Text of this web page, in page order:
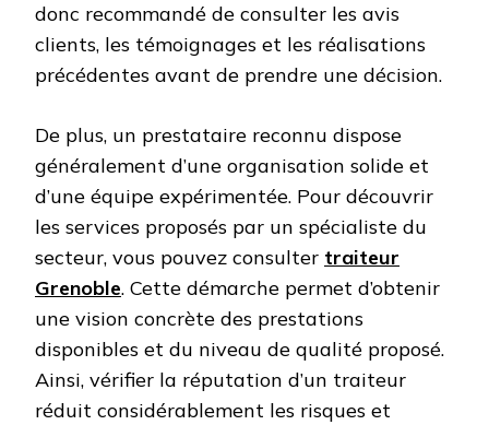
donc recommandé de consulter les avis
clients, les témoignages et les réalisations
précédentes avant de prendre une décision.
De plus, un prestataire reconnu dispose
généralement d’une organisation solide et
d’une équipe expérimentée. Pour découvrir
les services proposés par un spécialiste du
secteur, vous pouvez consulter traiteur
Grenoble. Cette démarche permet d’obtenir
une vision concrète des prestations
disponibles et du niveau de qualité proposé.
Ainsi, vérifier la réputation d’un traiteur
réduit considérablement les risques et